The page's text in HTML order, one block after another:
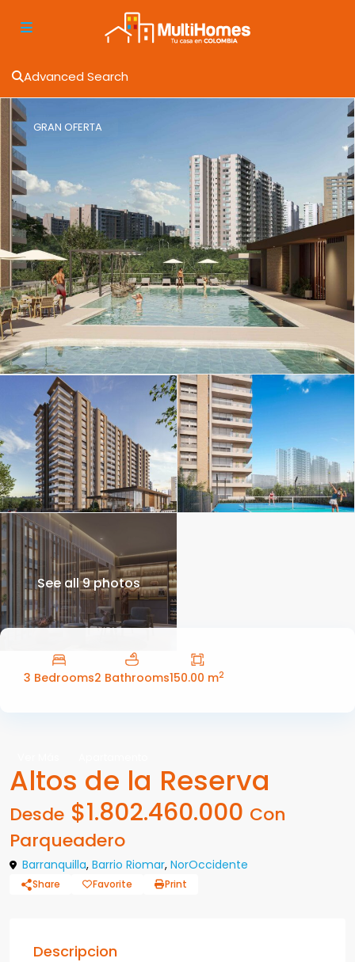
Advanced Search
GRAN OFERTA
See all 9 photos
3 Bedrooms2 Bathrooms150.00 m2
Altos de la Reserva
Desde $1.802.460.000 Con
Parqueadero
Barranquilla, Barrio Riomar, NorOccidente
Share Favorite Print
Descripcion